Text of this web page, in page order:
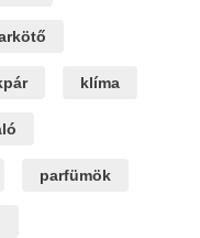
klíma
parfümök